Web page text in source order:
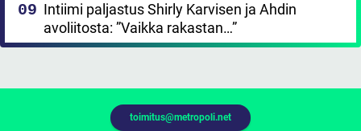
Intiimi paljastus Shirly Karvisen ja Ahdin
avoliitosta: ”Vaikka rakastan…”
toimitus@metropoli.net